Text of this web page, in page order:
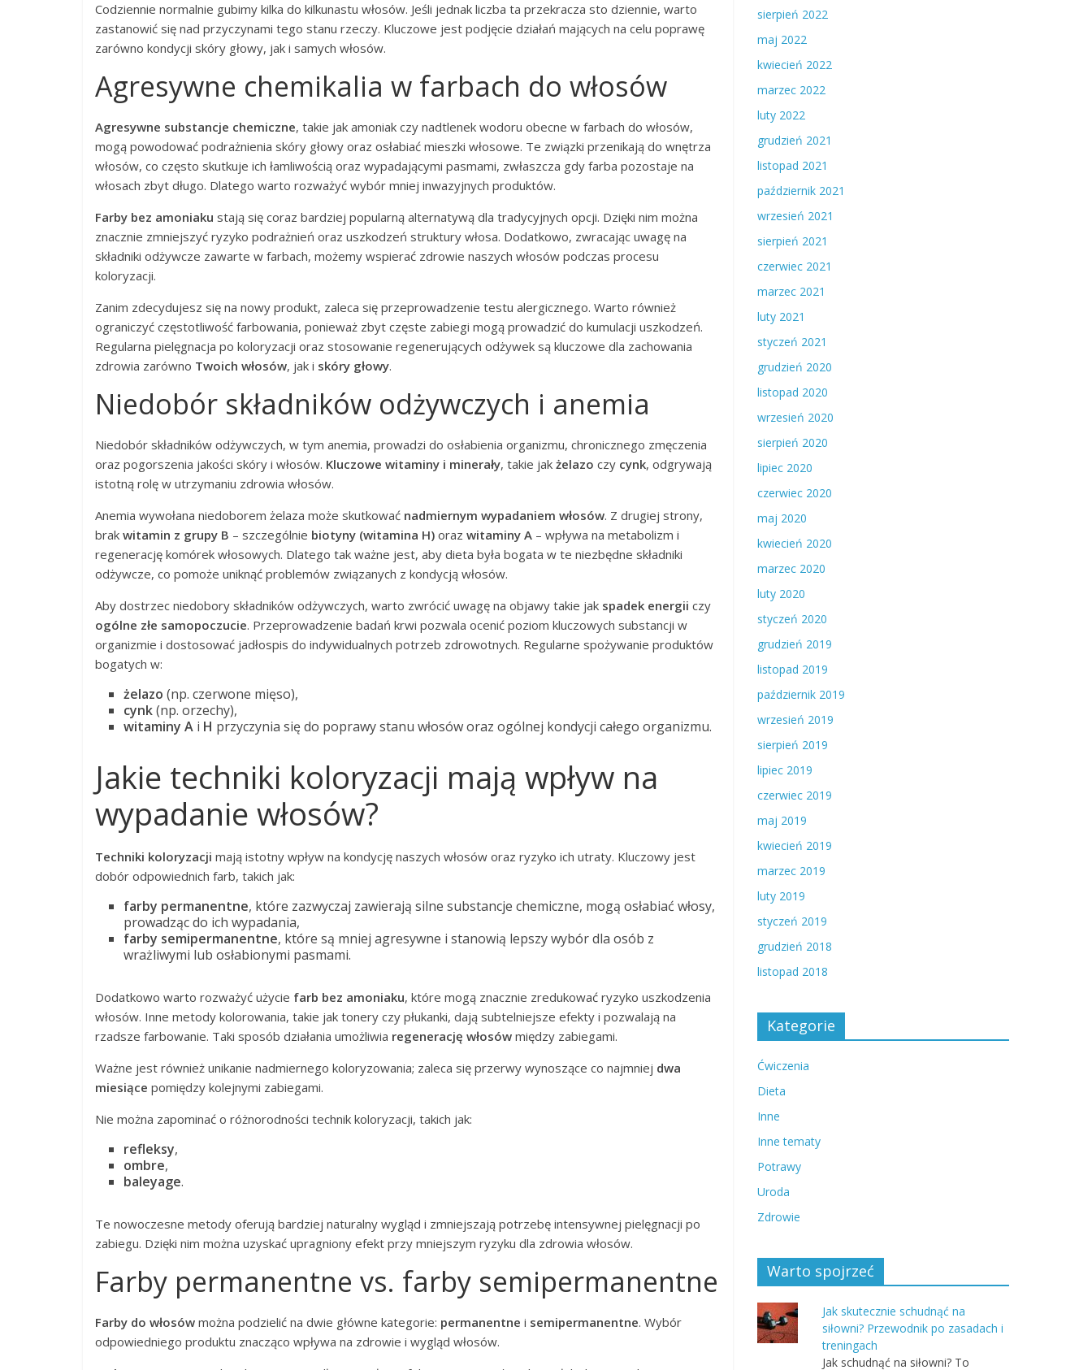
Codziennie normalnie gubimy kilka do kilkunastu włosów. Jeśli jednak liczba ta przekracza sto dziennie, warto
zastanowić się nad przyczynami tego stanu rzeczy. Kluczowe jest podjęcie działań mających na celu poprawę
zarówno kondycji skóry głowy, jak i samych włosów.
Agresywne chemikalia w farbach do włosów
Agresywne substancje chemiczne, takie jak amoniak czy nadtlenek wodoru obecne w farbach do włosów,
mogą powodować podrażnienia skóry głowy oraz osłabiać mieszki włosowe. Te związki przenikają do wnętrza
włosów, co często skutkuje ich łamliwością oraz wypadającymi pasmami, zwłaszcza gdy farba pozostaje na
włosach zbyt długo. Dlatego warto rozważyć wybór mniej inwazyjnych produktów.
Farby bez amoniaku stają się coraz bardziej popularną alternatywą dla tradycyjnych opcji. Dzięki nim można
znacznie zmniejszyć ryzyko podrażnień oraz uszkodzeń struktury włosa. Dodatkowo, zwracając uwagę na
składniki odżywcze zawarte w farbach, możemy wspierać zdrowie naszych włosów podczas procesu
koloryzacji.
Zanim zdecydujesz się na nowy produkt, zaleca się przeprowadzenie testu alergicznego. Warto również
ograniczyć częstotliwość farbowania, ponieważ zbyt częste zabiegi mogą prowadzić do kumulacji uszkodzeń.
Regularna pielęgnacja po koloryzacji oraz stosowanie regenerujących odżywek są kluczowe dla zachowania
zdrowia zarówno Twoich włosów, jak i skóry głowy.
Niedobór składników odżywczych i anemia
Niedobór składników odżywczych, w tym anemia, prowadzi do osłabienia organizmu, chronicznego zmęczenia
oraz pogorszenia jakości skóry i włosów. Kluczowe witaminy i minerały, takie jak żelazo czy cynk, odgrywają
istotną rolę w utrzymaniu zdrowia włosów.
Anemia wywołana niedoborem żelaza może skutkować nadmiernym wypadaniem włosów. Z drugiej strony,
brak witamin z grupy B – szczególnie biotyny (witamina H) oraz witaminy A – wpływa na metabolizm i
regenerację komórek włosowych. Dlatego tak ważne jest, aby dieta była bogata w te niezbędne składniki
odżywcze, co pomoże uniknąć problemów związanych z kondycją włosów.
Aby dostrzec niedobory składników odżywczych, warto zwrócić uwagę na objawy takie jak spadek energii czy
ogólne złe samopoczucie. Przeprowadzenie badań krwi pozwala ocenić poziom kluczowych substancji w
organizmie i dostosować jadłospis do indywidualnych potrzeb zdrowotnych. Regularne spożywanie produktów
bogatych w:
żelazo (np. czerwone mięso),
cynk(np. orzechy),
witaminy A i H przyczynia się do poprawy stanu włosów oraz ogólnej kondycji całego organizmu.
Jakie techniki koloryzacji mają wpływ na
wypadanie włosów?
Techniki koloryzacji mają istotny wpływ na kondycję naszych włosów oraz ryzyko ich utraty. Kluczowy jest
dobór odpowiednich farb, takich jak:
farby permanentne, które zazwyczaj zawierają silne substancje chemiczne, mogą osłabiać włosy,
prowadząc do ich wypadania,
farby semipermanentne, które są mniej agresywne i stanowią lepszy wybór dla osób z
wrażliwymi lub osłabionymi pasmami.
Dodatkowo warto rozważyć użycie farb bez amoniaku, które mogą znacznie zredukować ryzyko uszkodzenia
włosów. Inne metody kolorowania, takie jak tonery czy płukanki, dają subtelniejsze efekty i pozwalają na
rzadsze farbowanie. Taki sposób działania umożliwia regenerację włosów między zabiegami.
Ważne jest również unikanie nadmiernego koloryzowania; zaleca się przerwy wynoszące co najmniej dwa
miesiące pomiędzy kolejnymi zabiegami.
Nie można zapominać o różnorodności technik koloryzacji, takich jak:
refleksy,
ombre,
baleyage.
Te nowoczesne metody oferują bardziej naturalny wygląd i zmniejszają potrzebę intensywnej pielęgnacji po
zabiegu. Dzięki nim można uzyskać upragniony efekt przy mniejszym ryzyku dla zdrowia włosów.
Farby permanentne vs. farby semipermanentne
Farby do włosów można podzielić na dwie główne kategorie: permanentne i semipermanentne. Wybór
odpowiedniego produktu znacząco wpływa na zdrowie i wygląd włosów.
sierpień 2022
maj 2022
kwiecień 2022
marzec 2022
luty 2022
grudzień 2021
listopad 2021
październik 2021
wrzesień 2021
sierpień 2021
czerwiec 2021
marzec 2021
luty 2021
styczeń 2021
grudzień 2020
listopad 2020
wrzesień 2020
sierpień 2020
lipiec 2020
czerwiec 2020
maj 2020
kwiecień 2020
marzec 2020
luty 2020
styczeń 2020
grudzień 2019
listopad 2019
październik 2019
wrzesień 2019
sierpień 2019
lipiec 2019
czerwiec 2019
maj 2019
kwiecień 2019
marzec 2019
luty 2019
styczeń 2019
grudzień 2018
listopad 2018
Kategorie
Ćwiczenia
Dieta
Inne
Inne tematy
Potrawy
Uroda
Zdrowie
Warto spojrzeć
Jak skutecznie schudnąć na
siłowni? Przewodnik po zasadach i
treningach
Jak schudnąć na siłowni? To